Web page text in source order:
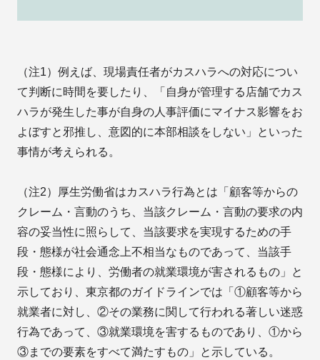
（注1）例えば、現場責任者がカスハラへの対応につい
て判断に時間を要したり、「自身が管理する店舗でカス
ハラが発生した事が自身の人事評価にマイナス影響をお
よぼすと邪推し、意図的に本部相談をしない」といった
事情が考えられる。
（注2）厚生労働省はカスハラ行為とは「顧客等からの
クレーム・言動のうち、当該クレーム・言動の要求の内
容の妥当性に照らして、当該要求を実現するための手
段・態様が社会通念上不相当なものであって、当該手
段・態様により、労働者の就業環境が害されるもの」と
示しており、東京都のガイドラインでは「①顧客等から
就業者に対し、②その業務に関して行われる著しい迷惑
行為であって、③就業環境を害するものであり、①から
③までの要素をすべて満たすもの」と示している。